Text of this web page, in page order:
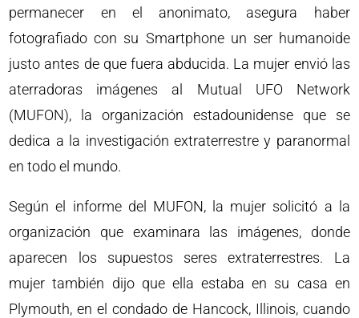
permanecer en el anonimato, asegura haber
fotografiado con su Smartphone un ser humanoide
justo antes de que fuera abducida. La mujer envió las
aterradoras imágenes al Mutual UFO Network
(MUFON), la organización estadounidense que se
dedica a la investigación extraterrestre y paranormal
en todo el mundo.
Según el informe del MUFON, la mujer solicitó a la
organización que examinara las imágenes, donde
aparecen los supuestos seres extraterrestres. La
mujer también dijo que ella estaba en su casa en
Plymouth, en el condado de Hancock, Illinois, cuando